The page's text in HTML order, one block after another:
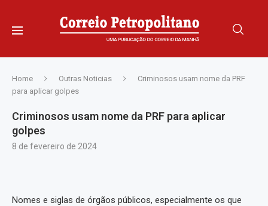
Home Outras Noticias
Criminosos usam nome da PRF
para aplicar golpes
Criminosos usam nome da PRF para aplicar
golpes
8 de fevereiro de 2024
Nomes e siglas de órgãos públicos, especialmente os que